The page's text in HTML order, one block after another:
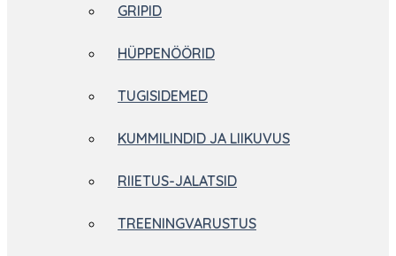
GRIPID
HÜPPENÖÖRID
TUGISIDEMED
KUMMILINDID JA LIIKUVUS
RIIETUS-JALATSID
TREENINGVARUSTUS